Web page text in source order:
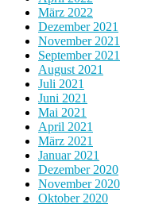
März 2022
Dezember 2021
November 2021
September 2021
August 2021
Juli 2021
Juni 2021
Mai 2021
April 2021
März 2021
Januar 2021
Dezember 2020
November 2020
Oktober 2020